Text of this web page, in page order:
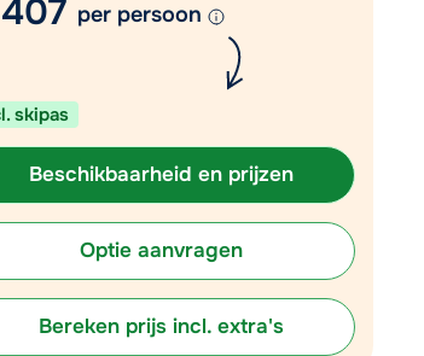
terugbelverzoek
03 3037838
per persoon
skipas
Beschikbaarheid en prijzen
Optie aanvragen
Bereken prijs incl. extra's